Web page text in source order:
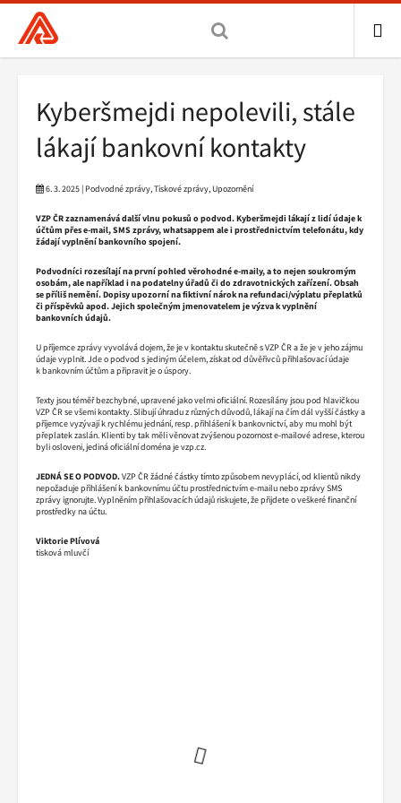
Všeobecná
zdravotní
hlavní
stránka
Drobečková
navigace
Kyberšmejdi nepolevili, stále
lákají bankovní kontakty
6. 3. 2025 | Podvodné zprávy, Tiskové zprávy, Upozornění
VZP ČR zaznamenává další vlnu pokusů o podvod. Kyberšmejdi lákají z lidí údaje k
účtům přes e-mail, SMS zprávy, whatsappem ale i prostřednictvím telefonátu, kdy
žádají vyplnění bankovního spojení.
Podvodníci rozesílají na první pohled věrohodné e-maily, a to nejen soukromým
osobám, ale například i na podatelny úřadů či do zdravotnických zařízení. Obsah
se příliš nemění. Dopisy upozorní na fiktivní nárok na refundaci/výplatu přeplatků
či příspěvků apod. Jejich společným jmenovatelem je výzva k vyplnění
bankovních údajů.
U příjemce zprávy vyvolává dojem, že je v kontaktu skutečně s VZP ČR a že je v jeho zájmu
údaje vyplnit. Jde o podvod s jediným účelem, získat od důvěřivců přihlašovací údaje
k bankovním účtům a připravit je o úspory.
Texty jsou téměř bezchybné, upravené jako velmi oficiální. Rozesílány jsou pod hlavičkou
VZP ČR se všemi kontakty. Slibují úhradu z různých důvodů, lákají na čím dál vyšší částky a
příjemce vyzývají k rychlému jednání, resp. přihlášení k bankovnictví, aby mu mohl být
přeplatek zaslán. Klienti by tak měli věnovat zvýšenou pozornost e-mailové adrese, kterou
byli osloveni, jediná oficiální doména je vzp.cz.
JEDNÁ SE O PODVOD.VZP ČR žádné částky tímto způsobem nevyplácí, od klientů nikdy
nepožaduje přihlášení k bankovnímu účtu prostřednictvím e-mailu nebo zprávy SMS
zprávy ignorujte. Vyplněním přihlašovacích údajů riskujete, že přijdete o veškeré finanční
prostředky na účtu.
Viktorie Plívová
tisková mluvčí